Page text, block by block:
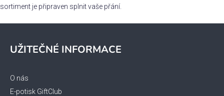
v
s
sortiment je připraven splnit vaše přání.
UŽITEČNÉ INFORMACE
O nás
E-potisk GiftClub